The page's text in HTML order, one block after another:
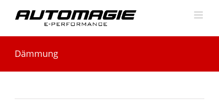
content
Dämmung